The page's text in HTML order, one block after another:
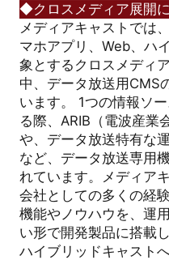
◆クロスメディア展開
メディアキャストでは
マホアプリ、Web、ハ
象とするクロスメディ
中、データ放送用CMS
います。 1つの情報ソ
る際、ARIB（電波産業
や、データ放送特有な
など、データ放送専用
れています。メディア
会社としての多くの経
機能やノウハウを、運
い形で開発製品に搭載
ハイブリッドキャスト